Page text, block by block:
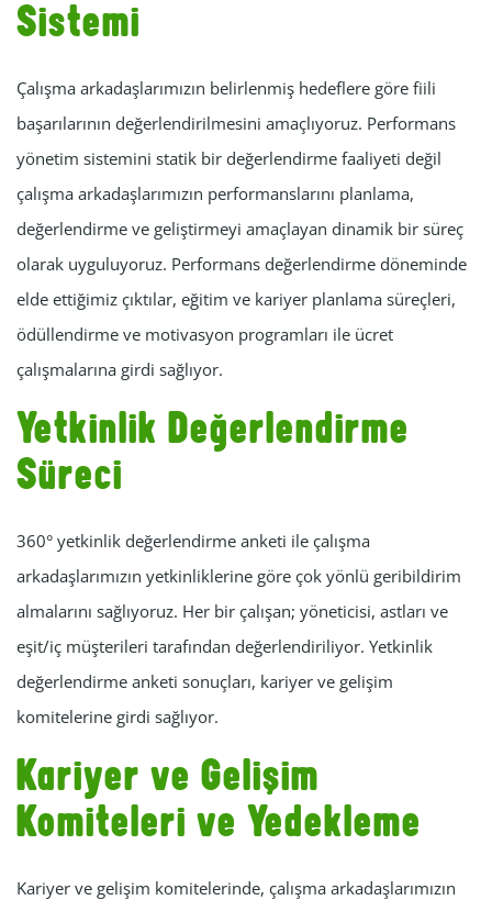
Sistemi
Çalışma arkadaşlarımızın belirlenmiş hedeflere göre fiili
başarılarının değerlendirilmesini amaçlıyoruz. Performans
yönetim sistemini statik bir değerlendirme faaliyeti değil
çalışma arkadaşlarımızın performanslarını planlama,
değerlendirme ve geliştirmeyi amaçlayan dinamik bir süreç
olarak uyguluyoruz. Performans değerlendirme döneminde
elde ettiğimiz çıktılar, eğitim ve kariyer planlama süreçleri,
ödüllendirme ve motivasyon programları ile ücret
çalışmalarına girdi sağlıyor.
Yetkinlik Değerlendirme
Süreci
360° yetkinlik değerlendirme anketi ile çalışma
arkadaşlarımızın yetkinliklerine göre çok yönlü geribildirim
almalarını sağlıyoruz. Her bir çalışan; yöneticisi, astları ve
eşit/iç müşterileri tarafından değerlendiriliyor. Yetkinlik
değerlendirme anketi sonuçları, kariyer ve gelişim
komitelerine girdi sağlıyor.
Kariyer ve Gelişim
Komiteleri ve Yedekleme
Kariyer ve gelişim komitelerinde, çalışma arkadaşlarımızın